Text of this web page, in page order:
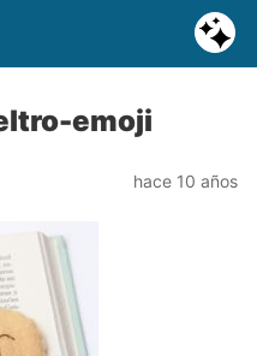
emoji
hace 10 años